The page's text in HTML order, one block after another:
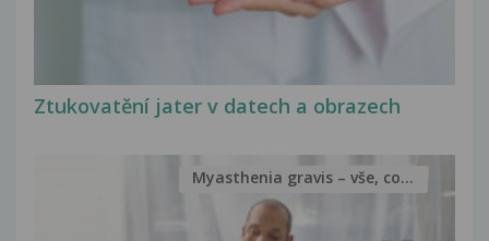
Ztukovatění jater v datech a obrazech
Myasthenia gravis – vše, co...